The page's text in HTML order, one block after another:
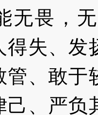
无畏，
得失、
管、敢于
己、严负